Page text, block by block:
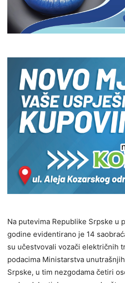
Na putevima Republike Srpske u
godine evidentirano je 14
su učestvovali vozači električnih
podacima Ministarstva
Srpske, u tim nezgodama četiri